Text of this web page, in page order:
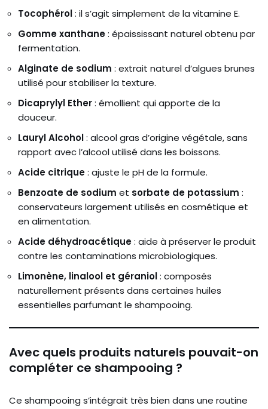
Tocophérol: il s’agit simplement de la vitamine E.
Gomme xanthane: épaississant naturel obtenu par
fermentation.
Alginate de sodium : extrait naturel d’algues brunes
utilisé pour stabiliser la texture.
Dicaprylyl Ether: émollient qui apporte de la
douceur.
Lauryl Alcohol: alcool gras d’origine végétale, sans
rapport avec l’alcool utilisé dans les boissons.
Acide citrique: ajuste le pH de la formule.
Benzoate de sodium et sorbate de potassium :
conservateurs largement utilisés en cosmétique et
en alimentation.
Acide déhydroacétique: aide à préserver le produit
contre les contaminations microbiologiques.
Limonène, linalool et géraniol: composés
naturellement présents dans certaines huiles
essentielles parfumant le shampooing.
Avec quels produits naturels pouvait-on
compléter ce shampooing ?
Ce shampooing s’intégrait très bien dans une routine